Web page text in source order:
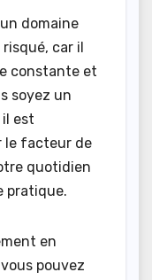
domaine
car il
constante et
soyez un
est
le facteur de
quotidien
pratique.
en
pouvez